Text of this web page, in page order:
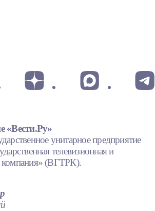
«Вести.Ру»
унитарное предприятие
телевизионная и
компания» (ВГТРК).